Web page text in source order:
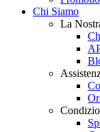
Chi Siamo
La